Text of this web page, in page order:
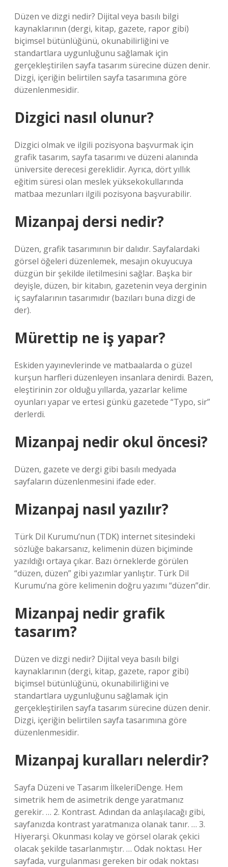
Düzen ve dizgi nedir? Dijital veya basılı bilgi
kaynaklarının (dergi, kitap, gazete, rapor gibi)
biçimsel bütünlüğünü, okunabilirliğini ve
standartlara uygunluğunu sağlamak için
gerçekleştirilen sayfa tasarım sürecine düzen denir.
Dizgi, içeriğin belirtilen sayfa tasarımına göre
düzenlenmesidir.
Dizgici nasıl olunur?
Dizgici olmak ve ilgili pozisyona başvurmak için
grafik tasarım, sayfa tasarımı ve düzeni alanında
üniversite derecesi gereklidir. Ayrıca, dört yıllık
eğitim süresi olan meslek yüksekokullarında
matbaa mezunları ilgili pozisyona başvurabilir.
Mizanpaj dersi nedir?
Düzen, grafik tasarımının bir dalıdır. Sayfalardaki
görsel öğeleri düzenlemek, mesajın okuyucuya
düzgün bir şekilde iletilmesini sağlar. Başka bir
deyişle, düzen, bir kitabın, gazetenin veya derginin
iç sayfalarının tasarımıdır (bazıları buna dizgi de
der).
Mürettip ne iş yapar?
Eskiden yayınevlerinde ve matbaalarda o güzel
kurşun harfleri düzenleyen insanlara denirdi. Bazen,
eleştirinin zor olduğu yıllarda, yazarlar kelime
oyunları yapar ve ertesi günkü gazetede “Typo, sir”
derlerdi.
Mizanpaj nedir okul öncesi?
Düzen, gazete ve dergi gibi basılı medyada
sayfaların düzenlenmesini ifade eder.
Mizanpaj nasıl yazılır?
Türk Dil Kurumu’nun (TDK) internet sitesindeki
sözlüğe bakarsanız, kelimenin düzen biçiminde
yazıldığı ortaya çıkar. Bazı örneklerde görülen
“düzen, düzen” gibi yazımlar yanlıştır. Türk Dil
Kurumu’na göre kelimenin doğru yazımı “düzen”dir.
Mizanpaj nedir grafik
tasarım?
Düzen ve dizgi nedir? Dijital veya basılı bilgi
kaynaklarının (dergi, kitap, gazete, rapor gibi)
biçimsel bütünlüğünü, okunabilirliğini ve
standartlara uygunluğunu sağlamak için
gerçekleştirilen sayfa tasarım sürecine düzen denir.
Dizgi, içeriğin belirtilen sayfa tasarımına göre
düzenlenmesidir.
Mizanpaj kuralları nelerdir?
Sayfa Düzeni ve Tasarım İlkeleriDenge. Hem
simetrik hem de asimetrik denge yaratmanız
gerekir. … 2. Kontrast. Adından da anlaşılacağı gibi,
sayfanızda kontrast yaratmanıza olanak tanır. … 3.
Hiyerarşi. Okunması kolay ve görsel olarak çekici
olacak şekilde tasarlanmıştır. … Odak noktası. Her
sayfada, vurgulanması gereken bir odak noktası